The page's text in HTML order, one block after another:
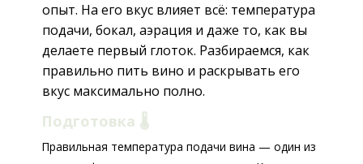
опыт. На его вкус влияет всё: температура
подачи, бокал, аэрация и даже то, как вы
делаете первый глоток. Разбираемся, как
правильно пить вино и раскрывать его
вкус максимально полно.
Подготовка 🌡️
Правильная температура подачи вина — один из